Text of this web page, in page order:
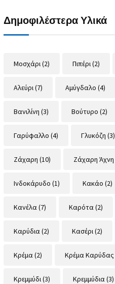
Δημοφιλέστερα Υλικά
Μοσχάρι(2) Πιπέρι(2)
Αλεύρι(7) Αμύγδαλο (4)
Βανιλίνη (3) Βούτυρο (2)
Γαρύφαλλο (4) Γλυκόζη (3)
Ζάχαρη (10) Ζάχαρη Άχνη
Ινδοκάρυδο (1) Κακάο (2)
Κανέλα(7) Καρότα(2)
Καρύδια(2) Κασέρι(2)
Κρέμα(2) Κρέμα Καρύδας
Κρεμμύδι(3) Κρεμμύδια(3)